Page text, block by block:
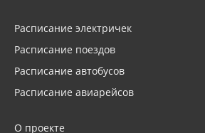
Расписание электричек
Расписание поездов
Расписание автобусов
Расписание авиарейсов
О проекте